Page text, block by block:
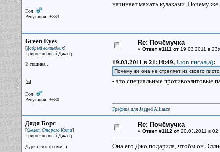
Пол:
Репутация: +363
начинает махать кулаками. Почему же
Green Eyes
[Добрый волшебник]
Прирожденный Джаец
И тишина...
Пол:
Репутация: +680
Re: Почёмучка
« Ответ #1111 от19.03.2011 в
19.03.2011 в 21:16:49, Lion писал(a):
Почему же она не стреляет из своего
- это специальные
Графика для Jagged Alliance
Дядя Боря
[Скелет Старого Кота]
Прирожденный Джаец
Дурка этот форум :)
Re: Почёмучка
« Ответ #1112 от20.03.2011 в
Она его Джо подарила, чтобы он